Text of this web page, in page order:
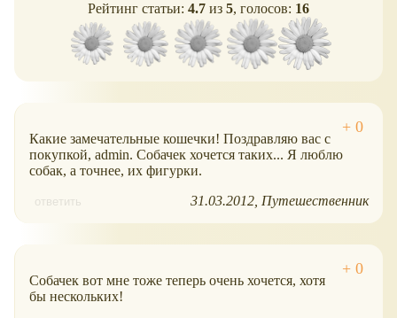
Рейтинг статьи: 4.7 из 5, голосов: 16
Какие замечательные кошечки! Поздравляю вас с
покупкой, admin. Собачек хочется таких... Я люблю
собак, а точнее, их фигурки.
ответить 31.03.2012 Путешественник
Собачек вот мне тоже теперь очень хочется, хотя
бы нескольких!